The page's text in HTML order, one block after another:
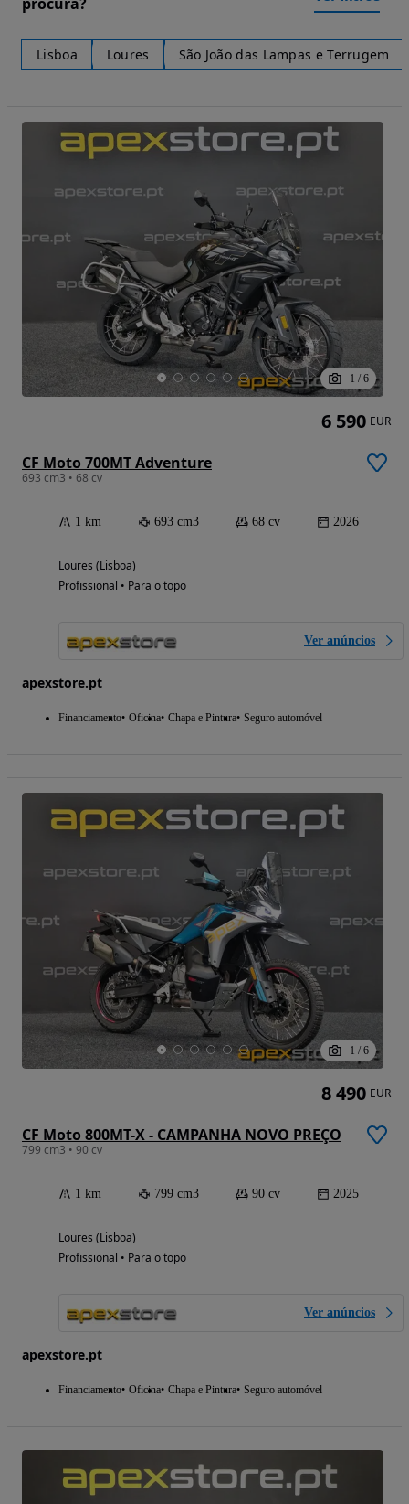
Lisboa Loures São João das Lampas e Terrugem
1 / 6
CF Moto 700MT Adventure
693 cm3 • 68 cv
1 km 693 cm3 68 cv 2026
Loures (Lisboa)
Profissional • Para o topo
Ver anúncios
apexstore.pt
Financiamento Oficina Chapa e Pintura Seguro automóvel
6 590 EUR
1 / 6
CF Moto 800MT-X - CAMPANHA NOVO PREÇO
799 cm3 • 90 cv
1 km 799 cm3 90 cv 2025
Loures (Lisboa)
Profissional • Para o topo
Ver anúncios
apexstore.pt
Financiamento Oficina Chapa e Pintura Seguro automóvel
8 490 EUR